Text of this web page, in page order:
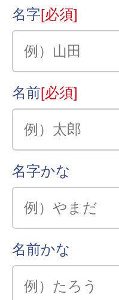
名字[必須]
名前[必須]
名字かな
名前かな